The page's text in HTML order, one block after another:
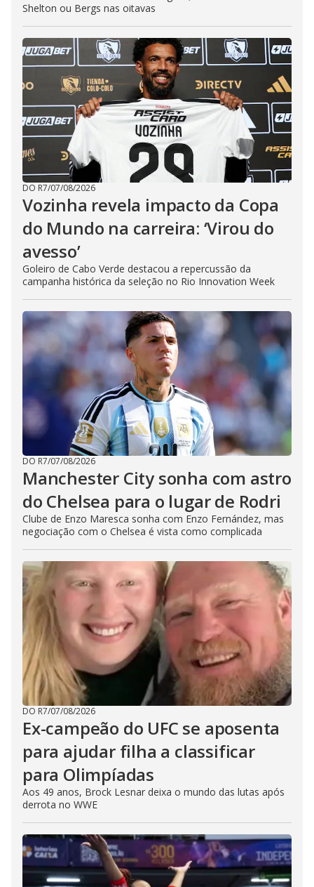
Shelton ou Bergs nas oitavas
DO R7/07/08/2026
Vozinha revela impacto da Copa
do Mundo na carreira: ‘Virou do
avesso’
Goleiro de Cabo Verde destacou a repercussão da
campanha histórica da seleção no Rio Innovation Week
DO R7/07/08/2026
Manchester City sonha com astro
do Chelsea para o lugar de Rodri
Clube de Enzo Maresca sonha com Enzo Fernández, mas
negociação com o Chelsea é vista como complicada
DO R7/07/08/2026
Ex-campeão do UFC se aposenta
para ajudar filha a classificar
para Olimpíadas
Aos 49 anos, Brock Lesnar deixa o mundo das lutas após
derrota no WWE